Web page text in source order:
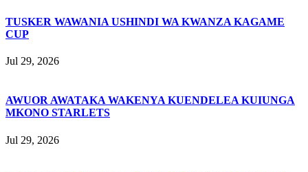
TUSKER WAWANIA USHINDI WA KWANZA KAGAME
CUP
Jul 29, 2026
AWUOR AWATAKA WAKENYA KUENDELEA KUIUNGA
MKONO STARLETS
Jul 29, 2026